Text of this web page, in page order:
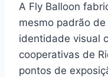
A Fly Balloon
mesmo padrão
identidade visual
cooperativas de
pontos de